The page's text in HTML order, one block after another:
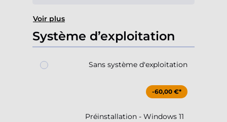
Voir plus
Système d’exploitation
Sans système d'exploitation
-60,00 €*
Préinstallation - Windows 11